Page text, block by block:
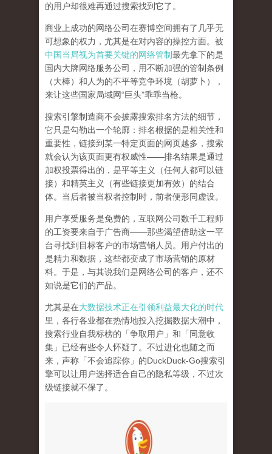
的用户却很难再通过搜索找到它了。
商业上成功的网络公司在赛博空间拥有了几乎无
可想象的权力，尤其是在对内容的操控方面。被
中国当局视为首要关键的网络管制最先拿下的是
国内大牌网络服务公司 ，用不断加强的管制条例
（大棒）和人为的不平等竞争环境（胡萝卜），
来让这些国家局域网“巨头”乖乖当枪。
搜索引擎制造商不会披露搜索排名方法的细节，
它只是勾勒出一个轮廓：排名根据的是相关性和
重要性，链接到某一特定页面的网页越多，搜索
就会认为该页面更有权威性——排名结果是通过
加权投票得出的，是平等主义（任何人都可以链
接）和精英主义（有些链接更加有效）的结合
体。 当后者被当权者控制时，前者便形同虚设。
用户享受服务是免费的，互联网公司数千工程师
的工资要来自于广告商——那些渴望借助这一平
台寻找到目标客户的市场营销人员。用户付出的
是精力和数据，这些都变成了市场营销的原材
料。于是， 与其说我们是网络公司的客户，还不
如说是它们的产品。
尤其是在大数据技术正在引领利益最大化的时代
里，各行各业都在热情地投入挖掘数据大潮中，
搜索行业自我标榜的「争取用户」和「同意收
集」已经有些令人怀疑了。不过进化也随之而
来，声称「不会追踪你」的DuckDuck-Go搜索引
擎可以让用户选择适合自己的隐私等级，不过次
级链接就不保了。